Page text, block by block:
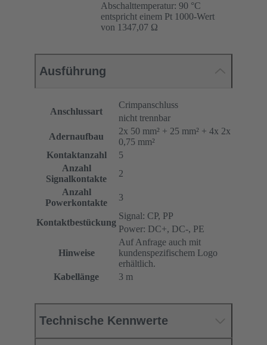
Abschalttemperatur: 90 °C
entspricht einem Pt 1000-Wert
von 1347,07 Ω
Ausführung
Anschlussart
Crimpanschluss
nicht trennbar
Adernaufbau
2x 50 mm² + 25 mm² + 4x 2x
0,75 mm²
Kontaktanzahl
5
Anzahl
Signalkontakte
2
Anzahl
Powerkontakte
3
Kontaktbestückung
Signal: CP, PP
Power: DC+, DC-, PE
Hinweise
Auf Anfrage auch mit
kundenspezifischem Logo
erhältlich.
Kabellänge
3 m
Technische Kennwerte